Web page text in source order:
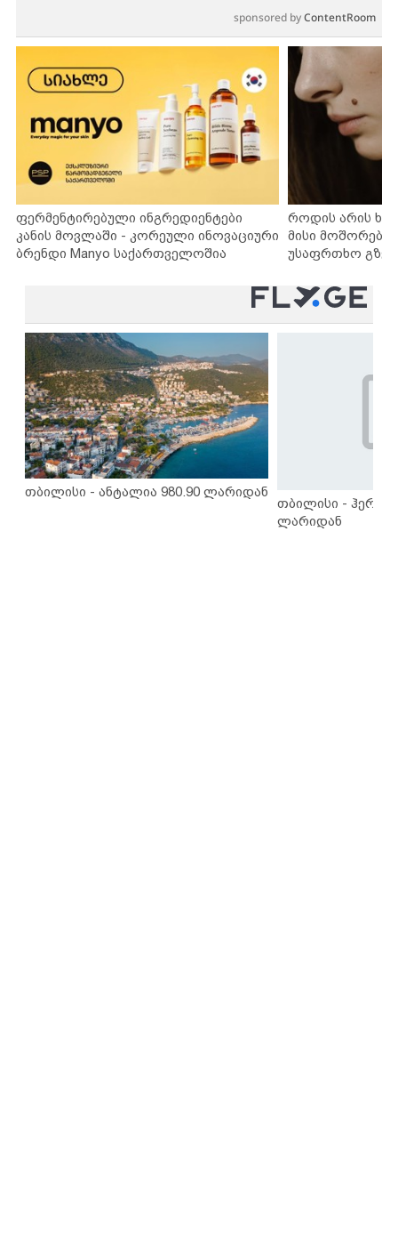
sponsored byContentRoom
ფერმენტირებული ინგრედიენტები
კანის მოვლაში - კორეული ინოვაციური
ბრენდი Manyo საქართველოშია
როდის არის
მისი
უსაფრთხო
თბილისი - ანტალია 980.90 ლარიდან
თბილისი -
ლარიდან